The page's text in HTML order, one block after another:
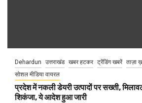
Dehardun उत्तराखंड खबर हटकर ट्रेंडिंग खबरें ताज़ा
सोशल मीडिया वायरल
प्रदेश में नकली डेयरी उत्पादों पर सख्ती,
शिकंजा, ये आदेश हुआ जारी